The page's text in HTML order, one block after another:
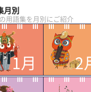
月別
用語集を月別にご紹介
1月 2